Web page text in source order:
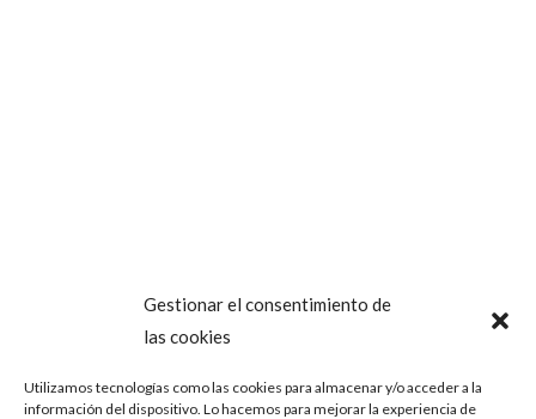
Gestionar el consentimiento de
las cookies
Utilizamos tecnologías como las cookies para almacenar y/o acceder a la
información del dispositivo. Lo hacemos para mejorar la experiencia de